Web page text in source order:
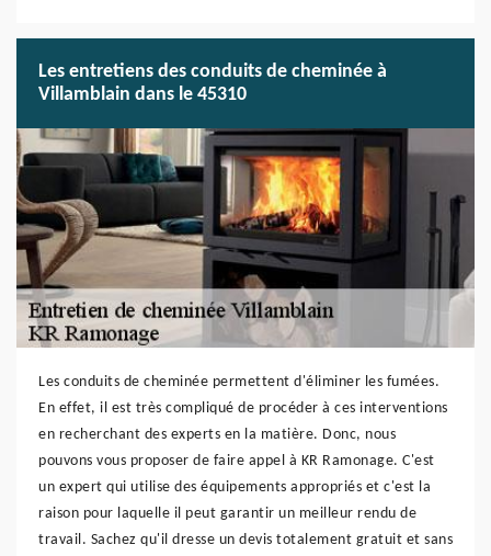
Les entretiens des conduits de cheminée à
Villamblain dans le 45310
Les conduits de cheminée permettent d'éliminer les fumées.
En effet, il est très compliqué de procéder à ces interventions
en recherchant des experts en la matière. Donc, nous
pouvons vous proposer de faire appel à KR Ramonage. C'est
un expert qui utilise des équipements appropriés et c'est la
raison pour laquelle il peut garantir un meilleur rendu de
travail. Sachez qu'il dresse un devis totalement gratuit et sans